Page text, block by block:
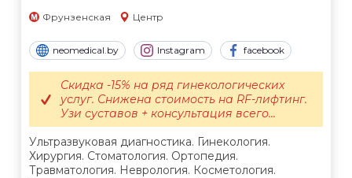
Фрунзенская Центр
neomedical.by Instagram facebook
Ультразвуковая диагностика. Гинекология.
Хирургия. Стоматология. Ортопедия.
Травматология. Неврология. Косметология.
Скидка -15% на ряд гинекологических
услуг. Снижена стоимость на RF-лифтинг.
Узи суставов + консультация всего...